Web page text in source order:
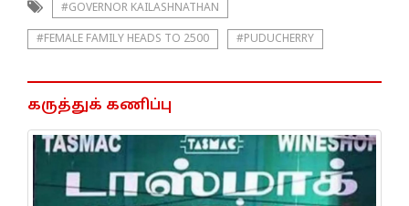
#GOVERNOR KAILASHNATHAN
#FEMALE FAMILY HEADS TO 2500 #PUDUCHERRY
கருத்துக் கணிப்பு